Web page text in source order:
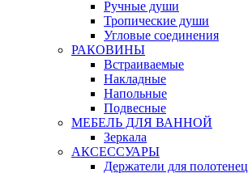
Ручные души
Тропические души
Угловые соединения
РАКОВИНЫ
Встраиваемые
Накладные
Напольные
Подвесные
МЕБЕЛЬ ДЛЯ ВАННОЙ
Зеркала
АКСЕССУАРЫ
Держатели для полотенец